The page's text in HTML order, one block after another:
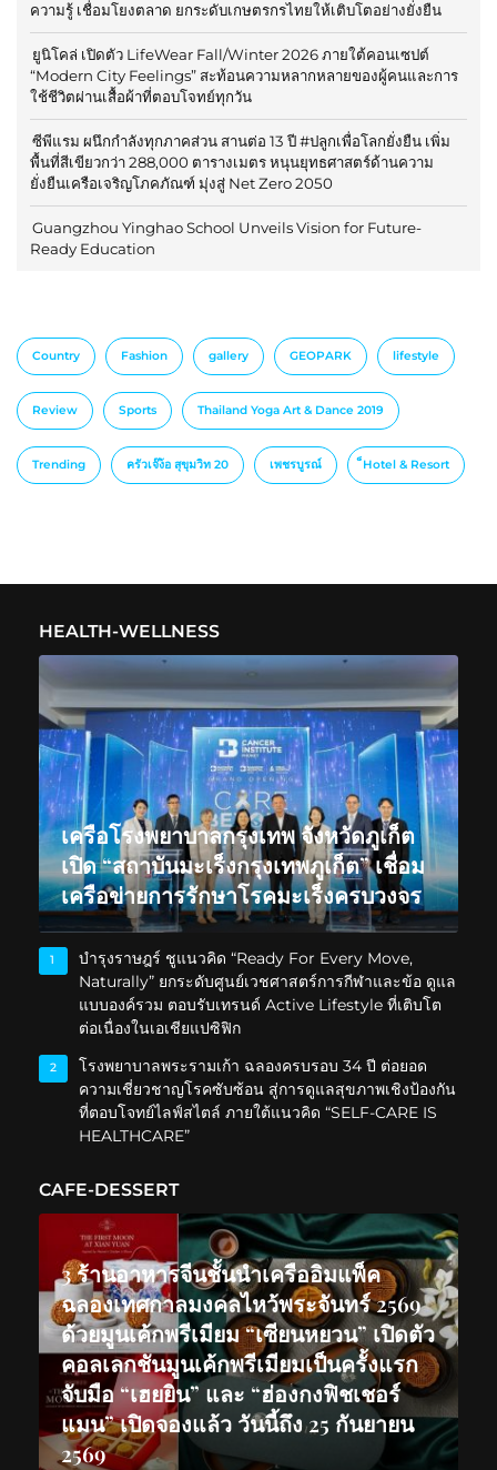
ความรู้ เชื่อมโยงตลาด ยกระดับเกษตรกรไทยให้เติบโตอย่างยั่งยืน
ยูนิโคล่ เปิดตัว LifeWear Fall/Winter 2026 ภายใต้คอนเซปต์
“Modern City Feelings” สะท้อนความหลากหลายของผู้คนและการ
ใช้ชีวิตผ่านเสื้อผ้าที่ตอบโจทย์ทุกวัน
ซีพีแรม ผนึกกำลังทุกภาคส่วน สานต่อ 13 ปี #ปลูกเพื่อโลกยั่งยืน เพิ่ม
พื้นที่สีเขียวกว่า 288,000 ตารางเมตร หนุนยุทธศาสตร์ด้านความ
ยั่งยืนเครือเจริญโภคภัณฑ์ มุ่งสู่ Net Zero 2050
Guangzhou Yinghao School Unveils Vision for Future-
Ready Education
Country Fashion gallery GEOPARK lifestyle
Review Sports Thailand Yoga Art & Dance 2019
Trending ครัวเจ๊ง้อ สุขุมวิท 20 เพชรบูรณ์ ็Hotel & Resort
HEALTH-WELLNESS
เครือโรงพยาบาลกรุงเทพ จังหวัดภูเก็ต
เปิด “สถาบันมะเร็งกรุงเทพภูเก็ต” เชื่อม
เครือข่ายการรักษาโรคมะเร็งครบวงจร
1
บำรุงราษฎร์ ชูแนวคิด “Ready For Every Move,
Naturally” ยกระดับศูนย์เวชศาสตร์การกีฬาและข้อ ดูแล
แบบองค์รวม ตอบรับเทรนด์ Active Lifestyle ที่เติบโต
ต่อเนื่องในเอเชียแปซิฟิก
2
โรงพยาบาลพระรามเก้า ฉลองครบรอบ 34 ปี ต่อยอด
ความเชี่ยวชาญโรคซับซ้อน สู่การดูแลสุขภาพเชิงป้องกัน
ที่ตอบโจทย์ไลฟ์สไตล์ ภายใต้แนวคิด “SELF-CARE IS
HEALTHCARE”
CAFE-DESSERT
3 ร้านอาหารจีนชั้นนำเครืออิมแพ็ค
ฉลองเทศกาลมงคลไหว้พระจันทร์ 2569
ด้วยมูนเค้กพรีเมียม “เซียนหยวน” เปิดตัว
คอลเลกชันมูนเค้กพรีเมียมเป็นครั้งแรก
จับมือ “เฮยยิน” และ “ฮ่องกงฟิชเชอร์
แมน” เปิดจองแล้ว วันนี้ถึง 25 กันยายน
2569